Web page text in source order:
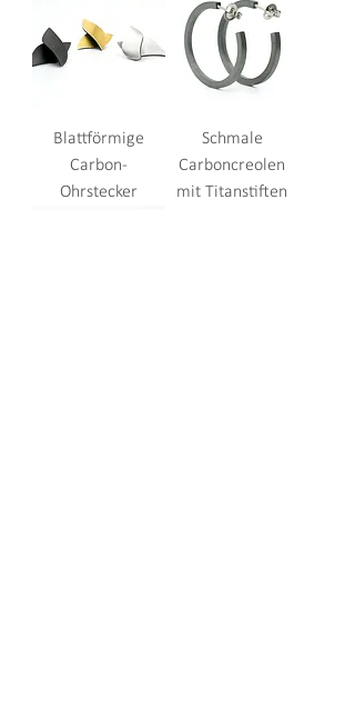
Blattförmige
Carbon-
Ohrstecker
Schmale
Carboncreolen
mit Titanstiften